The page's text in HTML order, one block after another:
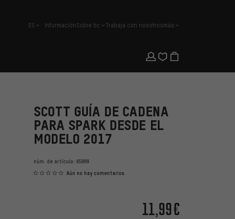
español
ES InformaciónSobre bc Trabaja con nosotrosmás
SCOTT GUÍA DE CADENA
PARA SPARK DESDE EL
MODELO 2017
núm. de artículo: 65989
Aún no hay comentarios
11,99€